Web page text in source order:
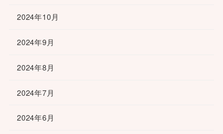
2024年10月
2024年9月
2024年8月
2024年7月
2024年6月